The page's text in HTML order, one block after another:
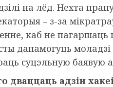
на лёд. Нехта
– з-за
каб не
дапамогуць моладзі
суцэльную баявую
дваццаць адзін